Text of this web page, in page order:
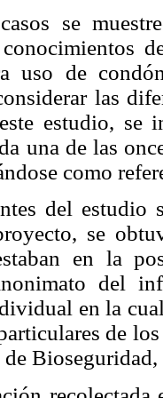
se
uso de
las
estudio,
una de las
como
del estudio
se
en la
del
en la
de